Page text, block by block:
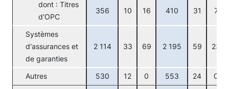
dont : Titres
d'OPC
356 10 16 410 31 7
Systèmes
d'assurances et
de garanties
2 114 33 69 2 195 59 23
Autres 530 12 0 553 24 0